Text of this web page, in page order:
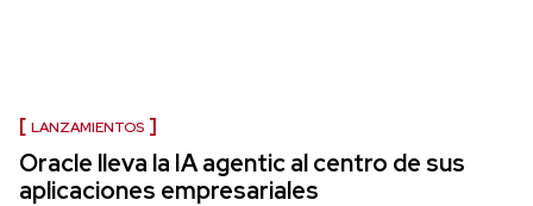
LANZAMIENTOS
Oracle lleva la IA agentic al centro de sus
aplicaciones empresariales